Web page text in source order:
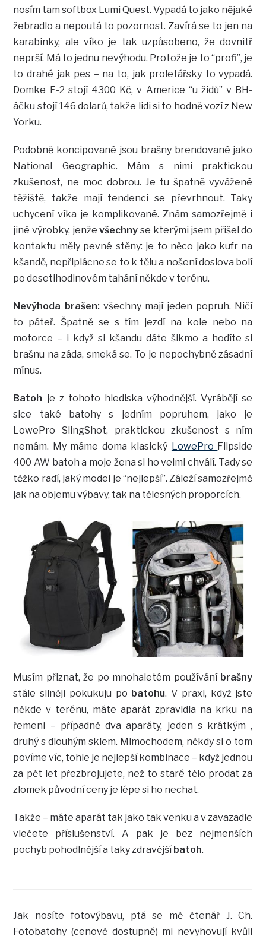
nosím tam softbox Lumi Quest. Vypadá to jako nějaké
žebradlo a nepoutá to pozornost. Zavírá se to jen na
karabinky, ale víko je tak uzpůsobeno, že dovnitř
neprší. Má to jednu nevýhodu. Protože je to “profi”, je
to drahé jak pes – na to, jak proletářsky to vypadá.
Domke F-2 stojí 4300 Kč, v Americe “u židů” v BH-
áčku stojí 146 dolarů, takže lidi si to hodně vozí z New
Yorku.
Podobně koncipované jsou brašny brendované jako
National Geographic. Mám s nimi praktickou
zkušenost, ne moc dobrou. Je tu špatně vyvážené
těžiště, takže mají tendenci se převrhnout. Taky
uchycení víka je komplikované. Znám samozřejmě i
jiné výrobky, jenževšechny se kterými jsem přišel do
kontaktu měly pevné stěny: je to něco jako kufr na
kšandě, nepřiplácne se to k tělu a nošení doslova bolí
po desetihodinovém tahání někde v terénu.
Nevýhoda brašen: všechny mají jeden popruh. Ničí
to páteř. Špatně se s tím jezdí na kole nebo na
motorce – i když si kšandu dáte šikmo a hodíte si
brašnu na záda, smeká se. To je nepochybně zásadní
mínus.
Batoh je z tohoto hlediska výhodnější. Vyrábějí se
sice také batohy s jedním popruhem, jako je
LowePro SlingShot, praktickou zkušenost s ním
nemám. My máme doma klasický LowePro Flipside
400 AW batoh a moje žena si ho velmi chválí. Tady se
těžko radí, jaký model je “nejlepší”. Záleží samozřejmě
jak na objemu výbavy, tak na tělesných proporcích.
Musím přiznat, že po mnohaletém používání brašny
stále silněji pokukuju po batohu. V praxi, když jste
někde v terénu, máte aparát zpravidla na krku na
řemeni – případně dva aparáty, jeden s krátkým ,
druhý s dlouhým sklem. Mimochodem, někdy si o tom
povíme víc, tohle je nejlepší kombinace – když jednou
za pět let přezbrojujete, než to staré tělo prodat za
zlomek původní ceny je lépe si ho nechat.
Takže – máte aparát tak jako tak venku a v zavazadle
vlečete příslušenství. A pak je bez nejmenších
pochyb pohodlnější a taky zdravějšíbatoh.
Jak nosíte fotovýbavu, ptá se mě čtenář J. Ch.
Fotobatohy (cenově dostupné) mi nevyhovují kvůli